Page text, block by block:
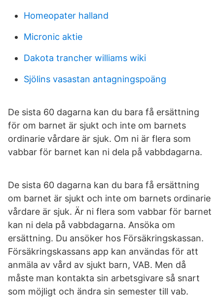
Homeopater halland
Micronic aktie
Dakota trancher williams wiki
Sjölins vasastan antagningspoäng
De sista 60 dagarna kan du bara få ersättning
för om barnet är sjukt och inte om barnets
ordinarie vårdare är sjuk. Om ni är flera som
vabbar för barnet kan ni dela på vabbdagarna.
De sista 60 dagarna kan du bara få ersättning
om barnet är sjukt och inte om barnets ordinarie
vårdare är sjuk. Är ni flera som vabbar för barnet
kan ni dela på vabbdagarna. Ansöka om
ersättning. Du ansöker hos Försäkringskassan.
Försäkringskassans app kan användas för att
anmäla av vård av sjukt barn, VAB. Men då
måste man kontakta sin arbetsgivare så snart
som möjligt och ändra sin semester till vab.